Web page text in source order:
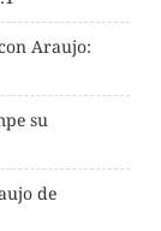
Araujo:
su
de